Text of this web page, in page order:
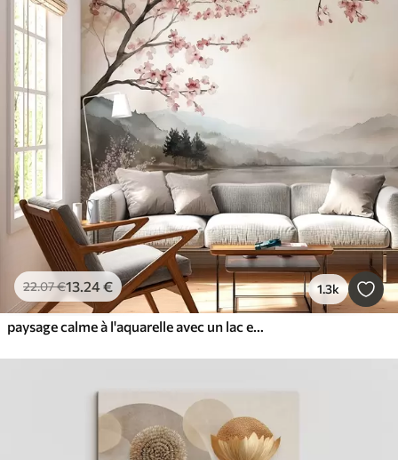
22.07€13.24€ 1.3k
paysage calme à l'aquarelle avec un lac et un arbre en fleurs